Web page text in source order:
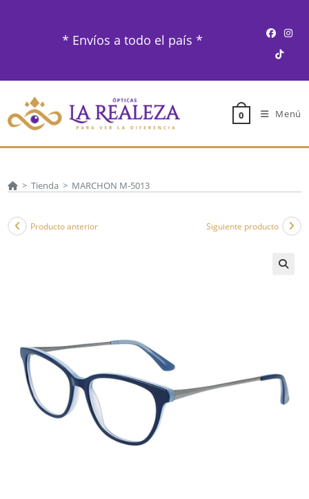
* Envíos a todo el país *
0 Menú
> Tienda > MARCHON M-5013
Producto anterior Siguiente producto